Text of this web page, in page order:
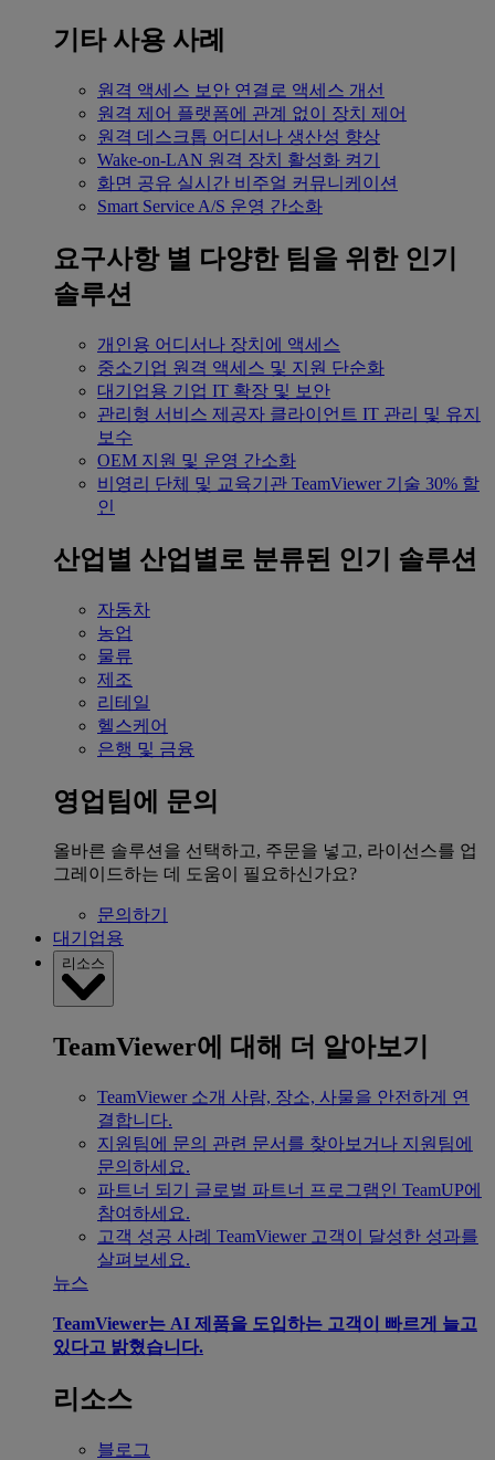
기타 사용 사례
원격 액세스 보안 연결로 액세스 개선
원격 제어 플랫폼에 관계 없이 장치 제어
원격 데스크톱 어디서나 생산성 향상
Wake-on-LAN 원격 장치 활성화 켜기
화면 공유 실시간 비주얼 커뮤니케이션
Smart Service A/S 운영 간소화
요구사항 별 다양한 팀을 위한 인기
솔루션
개인용 어디서나 장치에 액세스
중소기업 원격 액세스 및 지원 단순화
대기업용 기업 IT 확장 및 보안
관리형 서비스 제공자 클라이언트 IT 관리 및 유지
보수
OEM 지원 및 운영 간소화
비영리 단체 및 교육기관 TeamViewer 기술 30% 할
인
산업별 산업별로 분류된 인기 솔루션
자동차
농업
물류
제조
리테일
헬스케어
은행 및 금융
영업팀에 문의
올바른 솔루션을 선택하고, 주문을 넣고, 라이선스를 업
그레이드하는 데 도움이 필요하신가요?
문의하기
대기업용
리소스
TeamViewer에 대해 더 알아보기
TeamViewer 소개 사람, 장소, 사물을 안전하게 연
결합니다.
지원팀에 문의 관련 문서를 찾아보거나 지원팀에
문의하세요.
파트너 되기
글로벌 파트너 프로그램인 TeamUP에
참여하세요.
고객 성공 사례 TeamViewer 고객이 달성한 성과를
살펴보세요.
뉴스
TeamViewer는 AI 제품을 도입하는 고객이 빠르게 늘고
있다고 밝혔습니다.
리소스
블로그